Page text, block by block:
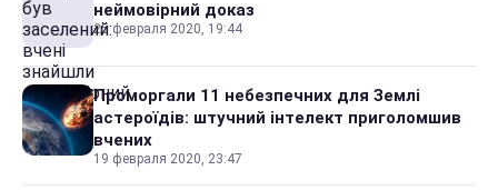
неймовірний доказ
25 февраля 2020, 19:44
Проморгали 11 небезпечних для Землі
астероїдів: штучний інтелект приголомшив
вчених
19 февраля 2020, 23:47